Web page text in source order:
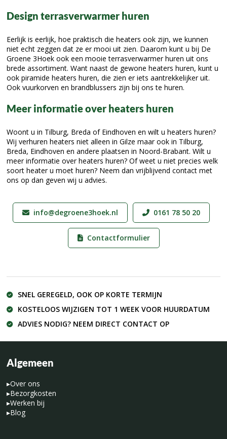
Design terrasverwarmer huren
Eerlijk is eerlijk, hoe praktisch die heaters ook zijn, we kunnen
niet echt zeggen dat ze er mooi uit zien. Daarom kunt u bij De
Groene 3Hoek ook een mooie terrasverwarmer huren uit ons
brede assortiment. Want naast de gewone heaters huren, kunt u
ook piramide heaters huren, die zien er iets aantrekkelijker uit.
Ook vuurkorven en brandblussers zijn bij ons te huren.
Meer informatie over heaters huren
Woont u in Tilburg, Breda of Eindhoven en wilt u heaters huren?
Wij verhuren heaters niet alleen in Gilze maar ook in Tilburg,
Breda, Eindhoven en andere plaatsen in Noord-Brabant. Wilt u
meer informatie over heaters huren? Of weet u niet precies welk
soort heater u moet huren? Neem dan vrijblijvend contact met
ons op dan geven wij u advies.
info@degroene3hoek.nl 0161 78 50 20
Contactformulier
SNEL GEREGELD, OOK OP KORTE TERMIJN
KOSTELOOS WIJZIGEN TOT 1 WEEK VOOR HUURDATUM
ADVIES NODIG? NEEM DIRECT CONTACT OP
Algemeen
▸Over ons
▸Bezorgkosten
▸Werken bij
▸Blog